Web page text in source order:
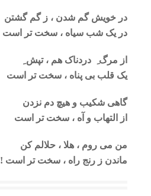
در خویش گم شدن ، ز گم گشتن
در یک شب سیاه ، سخت تر است
از مرگ ِ دردناک هم ، تپش ِ
یک قلب بی پناه ، سخت تر است
گاهی شکیب و هیچ دم نزدن
از التهاب و آه ، سخت تر است
من می روم ، هلا ، حلالم کن
ماندن ز رنج راه ، سخت تر است !